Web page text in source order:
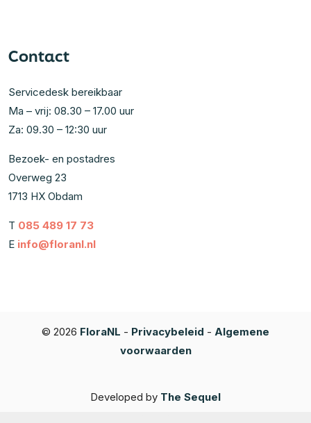
Contact
Servicedesk bereikbaar
Ma – vrij: 08.30 – 17.00 uur
Za: 09.30 – 12:30 uur
Bezoek- en postadres
Overweg 23
1713 HX Obdam
T 085 489 17 73
E info@floranl.nl
© 2026 FloraNL - Privacybeleid - Algemene
voorwaarden
Developed by The Sequel